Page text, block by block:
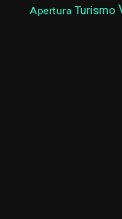
Apertura Turismo